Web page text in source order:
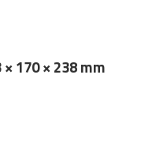
× 170 × 238 mm